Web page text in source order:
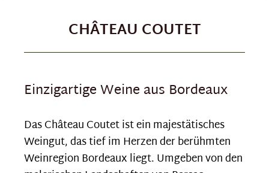
CHÂTEAU COUTET
Einzigartige Weine aus Bordeaux
Das Château Coutet ist ein majestätisches
Weingut, das tief im Herzen der berühmten
Weinregion Bordeaux liegt. Umgeben von den